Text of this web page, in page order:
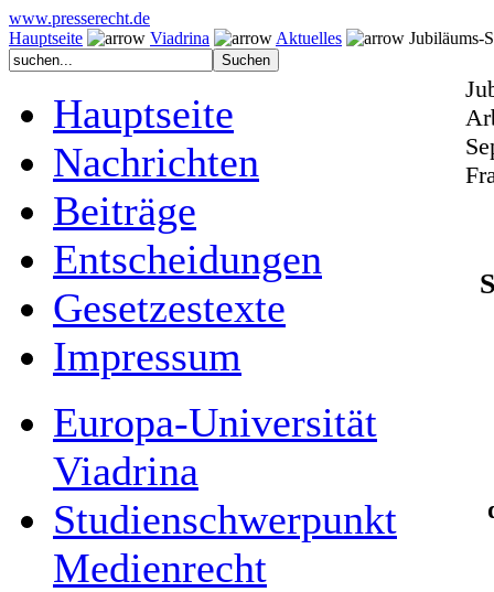
www.presserecht.de
Hauptseite
Viadrina Aktuelles Jubiläums-
Hauptseite
Nachrichten
Beiträge
Entscheidungen
Gesetzestexte
Impressum
Europa-Universität
Viadrina
Studienschwerpunkt
Medienrecht